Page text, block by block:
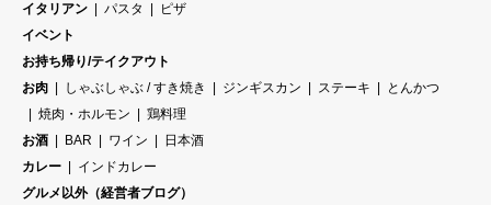
イタリアン
パスタ
ピザ
イベント
お持ち帰り/テイクアウト
お肉
しゃぶしゃぶ / すき焼き ジンギスカン ステーキ
とんかつ
焼肉・ホルモン
鶏料理
お酒
BAR ワイン
日本酒
カレー
インドカレー
グルメ以外（経営者ブログ）